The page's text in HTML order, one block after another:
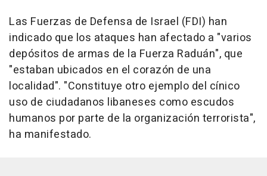
Las Fuerzas de Defensa de Israel (FDI) han
indicado que los ataques han afectado a "varios
depósitos de armas de la Fuerza Raduán", que
"estaban ubicados en el corazón de una
localidad". "Constituye otro ejemplo del cínico
uso de ciudadanos libaneses como escudos
humanos por parte de la organización terrorista",
ha manifestado.